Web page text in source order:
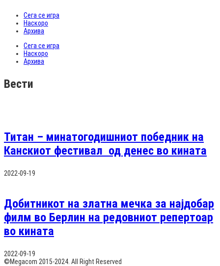
Сега се игра
Наскоро
Архива
Сега се игра
Наскоро
Архива
Вести
Титан – минатогодишниот победник на
Канскиот фестивал од денес во кината
2022-09-19
Добитникот на златна мечка за најдобар
филм во Берлин на редовниот репертоар
во кината
2022-09-19
©Megacom 2015-2024. All Right Reserved